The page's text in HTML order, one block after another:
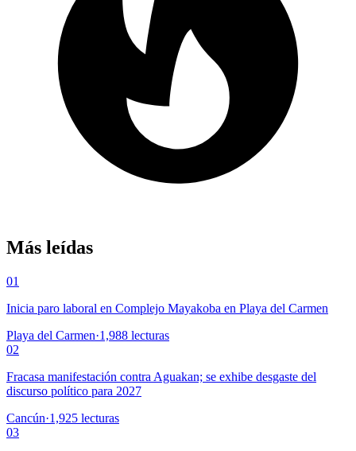
Más leídas
01
Inicia paro laboral en Complejo Mayakoba en Playa del Carmen
Playa del Carmen·1,988 lecturas
02
Fracasa manifestación contra Aguakan; se exhibe desgaste del
discurso político para 2027
Cancún·1,925 lecturas
03